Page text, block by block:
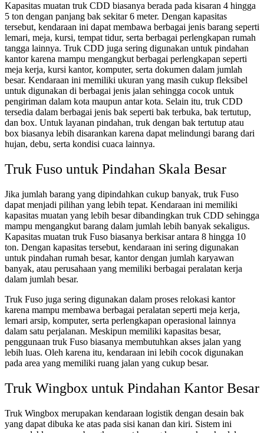
Kapasitas muatan truk CDD biasanya berada pada kisaran 4 hingga
5 ton dengan panjang bak sekitar 6 meter. Dengan kapasitas
tersebut, kendaraan ini dapat membawa berbagai jenis barang seperti
lemari, meja, kursi, tempat tidur, serta berbagai perlengkapan rumah
tangga lainnya. Truk CDD juga sering digunakan untuk pindahan
kantor karena mampu mengangkut berbagai perlengkapan seperti
meja kerja, kursi kantor, komputer, serta dokumen dalam jumlah
besar. Kendaraan ini memiliki ukuran yang masih cukup fleksibel
untuk digunakan di berbagai jenis jalan sehingga cocok untuk
pengiriman dalam kota maupun antar kota. Selain itu, truk CDD
tersedia dalam berbagai jenis bak seperti bak terbuka, bak tertutup,
dan box. Untuk layanan pindahan, truk dengan bak tertutup atau
box biasanya lebih disarankan karena dapat melindungi barang dari
hujan, debu, serta kondisi cuaca lainnya.
Truk Fuso untuk Pindahan Skala Besar
Jika jumlah barang yang dipindahkan cukup banyak, truk Fuso
dapat menjadi pilihan yang lebih tepat. Kendaraan ini memiliki
kapasitas muatan yang lebih besar dibandingkan truk CDD sehingga
mampu mengangkut barang dalam jumlah lebih banyak sekaligus.
Kapasitas muatan truk Fuso biasanya berkisar antara 8 hingga 10
ton. Dengan kapasitas tersebut, kendaraan ini sering digunakan
untuk pindahan rumah besar, kantor dengan jumlah karyawan
banyak, atau perusahaan yang memiliki berbagai peralatan kerja
dalam jumlah besar.
Truk Fuso juga sering digunakan dalam proses relokasi kantor
karena mampu membawa berbagai peralatan seperti meja kerja,
lemari arsip, komputer, serta perlengkapan operasional lainnya
dalam satu perjalanan. Meskipun memiliki kapasitas besar,
penggunaan truk Fuso biasanya membutuhkan akses jalan yang
lebih luas. Oleh karena itu, kendaraan ini lebih cocok digunakan
pada area yang memiliki ruang jalan yang cukup besar.
Truk Wingbox untuk Pindahan Kantor Besar
Truk Wingbox merupakan kendaraan logistik dengan desain bak
yang dapat dibuka ke atas pada sisi kanan dan kiri. Sistem ini